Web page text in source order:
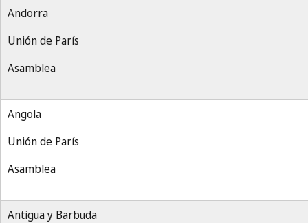
Andorra
Unión de París
Asamblea
Angola
Unión de París
Asamblea
Antigua y Barbuda